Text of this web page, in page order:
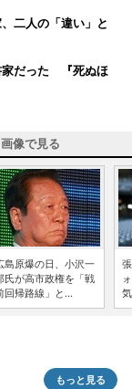
二人の「違い」と
家だった 『死ぬほ
画像で見る
島原爆の日、小沢一
氏が高市政権を「戦
回帰路線」と...
もっと見る